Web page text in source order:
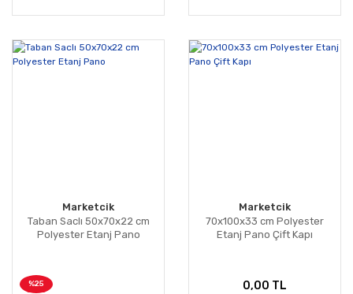
Marketcik
Taban Saclı 50x70x22 cm
Polyester Etanj Pano
%25
Marketcik
70x100x33 cm Polyester
Etanj Pano Çift Kapı
0,00 TL